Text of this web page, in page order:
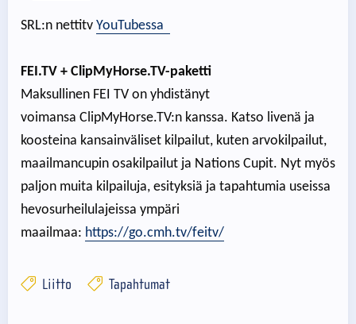
SRL:n nettitv YouTubessa
FEI.TV + ClipMyHorse.TV-paketti
Maksullinen FEI TV on yhdistänyt
voimansa ClipMyHorse.TV:n kanssa. Katso livenä ja
koosteina kansainväliset kilpailut, kuten arvokilpailut,
maailmancupin osakilpailut ja Nations Cupit. Nyt myös
paljon muita kilpailuja, esityksiä ja tapahtumia useissa
hevosurheilulajeissa ympäri
maailmaa: https://go.cmh.tv/feitv/
Liitto Tapahtumat